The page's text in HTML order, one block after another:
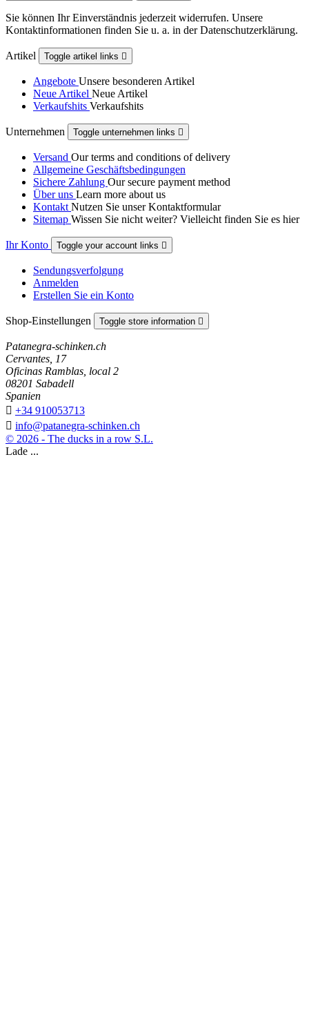
Sie können Ihr Einverständnis jederzeit widerrufen. Unsere
Kontaktinformationen finden Sie u. a. in der Datenschutzerklärung.
Artikel Toggle artikel links 
Angebote Unsere besonderen Artikel
Neue Artikel Neue Artikel
Verkaufshits Verkaufshits
Unternehmen Toggle unternehmen links 
Versand Our terms and conditions of delivery
Allgemeine Geschäftsbedingungen
Sichere Zahlung Our secure payment method
Über uns Learn more about us
Kontakt Nutzen Sie unser Kontaktformular
Sitemap Wissen Sie nicht weiter? Vielleicht finden Sie es hier
Ihr Konto Toggle your account links 
Sendungsverfolgung
Anmelden
Erstellen Sie ein Konto
Shop-Einstellungen Toggle store information 
Patanegra-schinken.ch
Cervantes, 17
Oficinas Ramblas, local 2
08201 Sabadell
Spanien
 +34 910053713
 info@patanegra-schinken.ch
© 2026 - The ducks in a row S.L.
Lade ...